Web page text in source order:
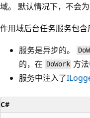
域。 默认情况下，不会
作用域后台任务服务包含
服务是异步的。
的，在 DoWork 方
服务中注入了
C#